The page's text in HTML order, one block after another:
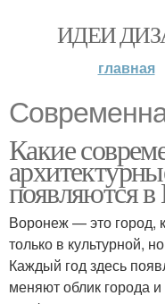
ИДЕИ
главная
Какие
появляются
Воронеж — это город,
только в культурной,
Каждый год здесь
меняют облик города